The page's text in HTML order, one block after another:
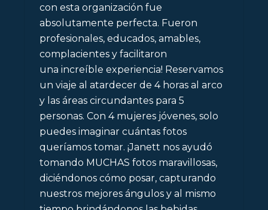
con esta organización fue
absolutamente perfecta. Fueron
profesionales, educados, amables,
complacientes y facilitaron
una increíble experiencia! Reservamos
un viaje al atardecer de 4 horas al arco
y las áreas circundantes para 5
personas. Con 4 mujeres jóvenes, solo
puedes imaginar cuántas fotos
queríamos tomar. ¡Janett nos ayudó
tomando MUCHAS fotos maravillosas,
diciéndonos cómo posar, capturando
nuestros mejores ángulos y al mismo